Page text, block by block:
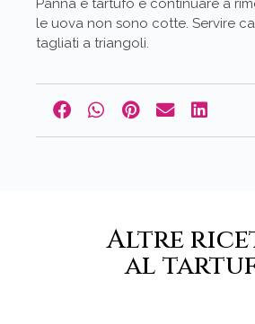
le uova non sono cotte. Servire
tagliati a triangoli.
Altre
al